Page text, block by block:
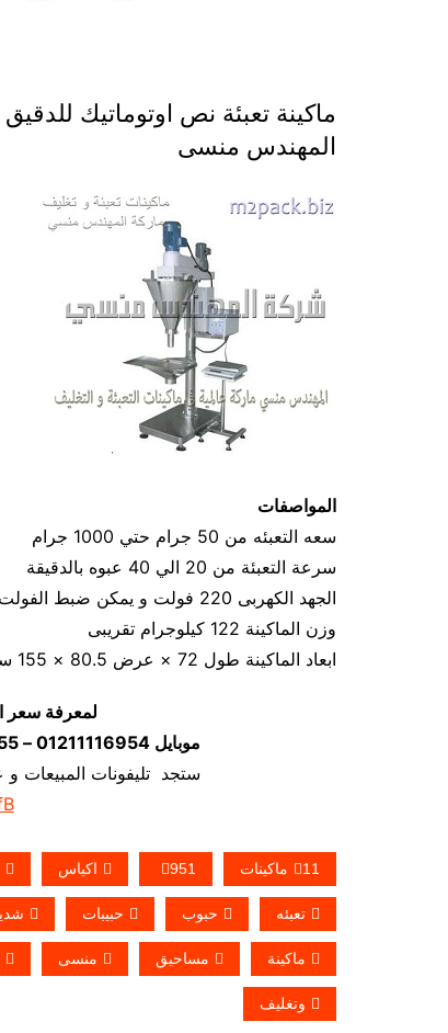
المهندس منسى
المواصفات
سعه التعبئه من 50 جرام حتي 1000 جرام
سرعة التعبئة من 20 الي 40 عبوه بالدقيقة
الجهد الكهربى 220 فولت و يمكن ضبط الفولت حسب الكهرباء المتاحه 1.2 كيلو وات
وزن الماكينة 122 كيلوجرام تقريبى
ابعاد الماكينة طول 72 × عرض 80.5 × 155 سم تقريبي
لمعرفة سعر
موبايل 01211116954 – 01211116955 – 01211116956–01211116958
ستجد تليفونات المبيعات
11ماكينات 951 اكياس
تعبئه حبوب حبيبات
ماكينة مساحيق منسى
وتغليف